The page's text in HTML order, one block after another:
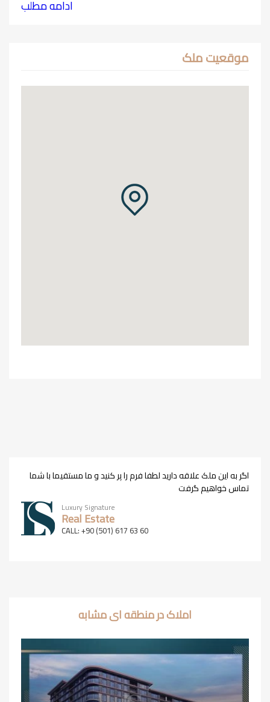
ادامه مطلب
موقعیت ملک
اگر به این ملک علاقه دارید لطفا فرم را پر کنید و ما مستقیما با شما
تماس خواهیم گرفت
Luxury Signature
Real Estate
CALL: +90 (501) 617 63 60
املاک در منطقه ای مشابه